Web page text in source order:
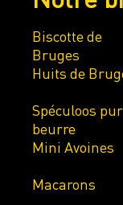
Biscotte de
Bruges
Huits de
Spéculoos pur
beurre
Mini Avoines
Macarons